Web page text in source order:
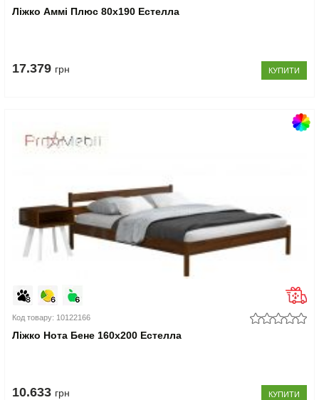
Ліжко Аммі Плюс 80x190 Естелла
17.379 грн КУПИТИ
Код товару: 10122166
Ліжко Нота Бене 160x200 Естелла
10.633 грн КУПИТИ